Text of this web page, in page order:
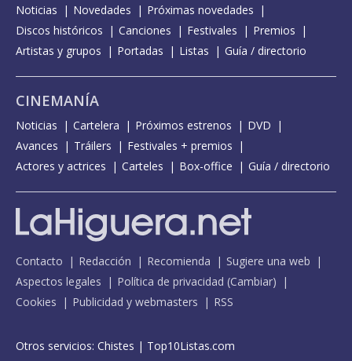
Noticias Novedades
Próximas novedades
Discos históricos
Canciones Festivales
Premios
Artistas y grupos
Portadas Listas Guía / directorio
CINEMANÍA
Noticias Cartelera Próximos estrenos
DVD
Avances
Tráilers
Festivales + premios
Actores y actrices
Carteles Box-office Guía / directorio
Contacto Redacción Recomienda
Sugiere una web
Aspectos legales
Política de privacidad (Cambiar)
Cookies
Publicidad y webmasters RSS
Otros servicios: Chistes | Top10Listas.com